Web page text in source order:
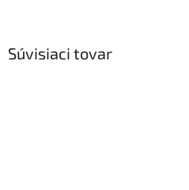
Súvisiaci tovar